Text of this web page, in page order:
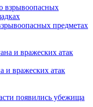
предметах
и вражеских атак